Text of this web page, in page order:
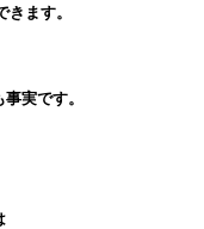
ます。
実です。